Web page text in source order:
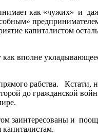
как «чужих» и
капиталистом
как вполне
рабства. Кстати,
до гражданской
заинтересованы и
капиталистам.